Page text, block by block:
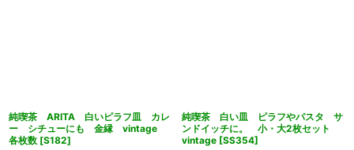
純喫茶 ARITA 白いピラフ皿 カレ
ー シチューにも 金縁 vintage
各枚数 [S182]
純喫茶 白い皿 ピラフやパスタ サ
ンドイッチに。 小・大2枚セット
vintage [SS354]